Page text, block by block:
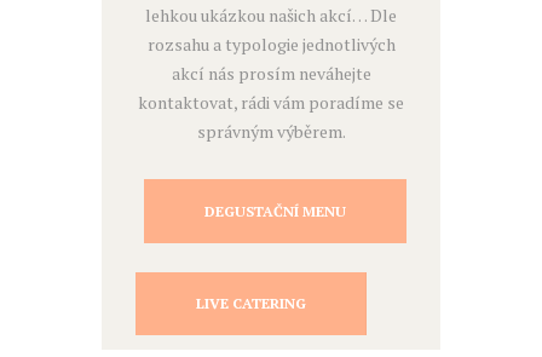
lehkou ukázkou našich akcí… Dle
rozsahu a typologie jednotlivých
akcí nás prosím neváhejte
kontaktovat, rádi vám poradíme se
správným výběrem.
DEGUSTAČNÍ MENU
LIVE CATERING